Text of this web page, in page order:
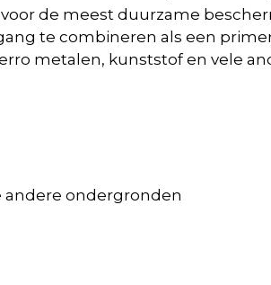
de meest duurzame
te combineren als een
metalen, kunststof en vele
andere ondergronden